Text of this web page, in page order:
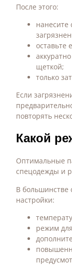
После этого:
нанесите
оставьте
щеткой;
только
Если
повторять
Какой
Оптимальные
спецодежды и
В большинстве
настройки:
режим